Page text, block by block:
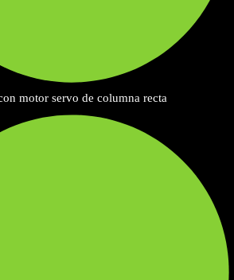
motor servo de columna recta